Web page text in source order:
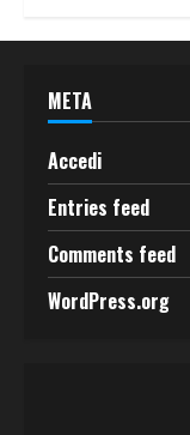
META
Accedi
Entries feed
Comments feed
WordPress.org